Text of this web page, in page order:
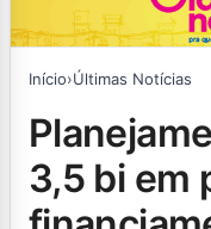
Início›Últimas Notícias
planejamento aprova us$
3,5 bi em